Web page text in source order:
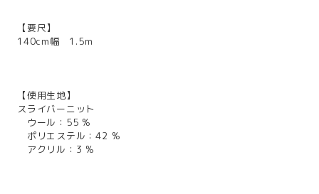
【要尺】
140cm幅 1.5m
【使用生地】
スライバーニット
ウール：55 %
ポリエステル：42 %
アクリル：3 %